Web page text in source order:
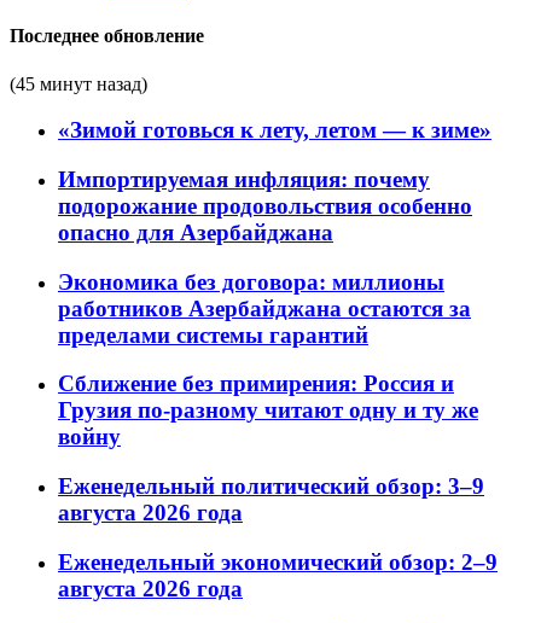
Последнее обновление
(45 минут назад)
«Зимой готовься к лету, летом — к зиме»
Импортируемая инфляция: почему
подорожание продовольствия особенно
опасно для Азербайджана
Экономика без договора: миллионы
работников Азербайджана остаются за
пределами системы гарантий
Сближение без примирения: Россия и
Грузия по-разному читают одну и ту же
войну
Еженедельный политический обзор: 3–9
августа 2026 года
Еженедельный экономический обзор: 2–9
августа 2026 года